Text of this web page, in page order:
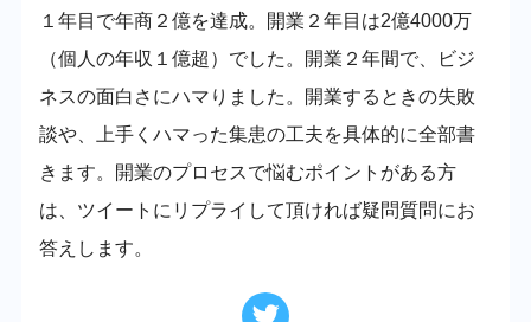
１年目で年商２億を達成。開業２年目は2億4000万
（個人の年収１億超）でした。開業２年間で、ビジ
ネスの面白さにハマりました。開業するときの失敗
談や、上手くハマった集患の工夫を具体的に全部書
きます。開業のプロセスで悩むポイントがある方
は、ツイートにリプライして頂ければ疑問質問にお
答えします。